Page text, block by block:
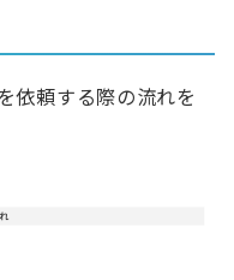
依頼する際の流れを